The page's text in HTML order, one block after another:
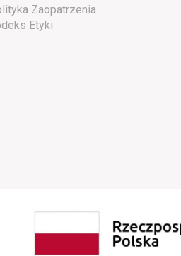
Zaopatrzenia
Etyki